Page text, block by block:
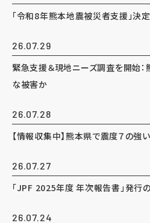
「令和8年熊本地震被災者支援」決定
26.07.29
緊急支援＆現地ニーズ調査を開始
な被害か
26.07.28
【情報収集中】熊本県で震度７の強
26.07.27
「JPF 2025年度 年次報告書」発行
26.07.24